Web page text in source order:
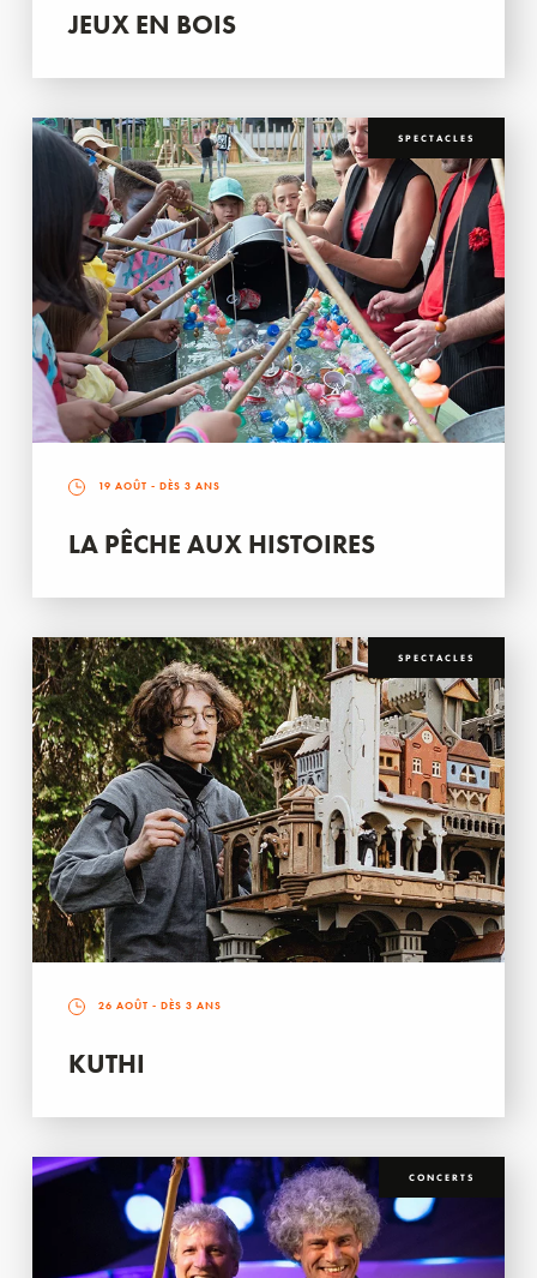
JEUX EN BOIS
SPECTACLES
19 AOÛT - DÈS 3 ANS
LA PÊCHE AUX HISTOIRES
SPECTACLES
26 AOÛT - DÈS 3 ANS
KUTHI
CONCERTS